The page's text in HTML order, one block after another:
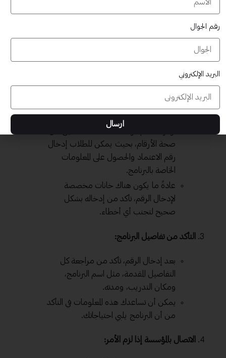
للمؤسسة. يحتوي الموقع على جميع
المعتمدة.
البحث عن النظام الخاص بالتحقق:
توفر معظم المؤسسات نظامًا للتحقيق من
صحة الأرقام، بحيث يمكن للطلاب إدخال
رقم الاعتماد والحصول على المعلومات
الخاصة بالبرنامج.
عادةً ما يكون هناك خانات مخصصة
لإدخال الرقم، تأكد من إدخاله بشكل
صحيح لتجنب أي أخطاء.
التأكد من تفاصيل البرنامج:
بعد إدخال الرقم، تأكد من مراجعة كل
التفاصيل المقدمة، مثل اسم البرنامج،
ومكان التدريب، ومدته.
يمكن أن تساعدك هذه المعلومات في التأكد
من أن البرنامج يلبي احتياجاتك.
الاتصال بالمؤسسة إذا لزم الأمر:
رقم الجوال
البريد الإلكتروني
ارسال